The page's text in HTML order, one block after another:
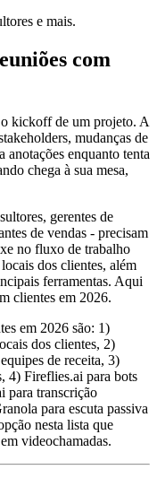
e mais.
com
kickoff de um projeto. A
mudanças de
anotações enquanto tenta
chega à sua mesa,
gerentes de
de vendas - precisam
no fluxo de trabalho
dos clientes, além
ferramentas. Aqui
clientes em 2026.
em 2026 são: 1)
dos clientes, 2)
de receita, 3)
4) Fireflies.ai para bots
para transcrição
para escuta passiva
nesta lista que
videochamadas.